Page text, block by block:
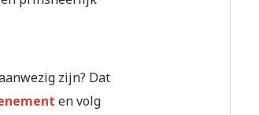
zijn? Dat
en volg